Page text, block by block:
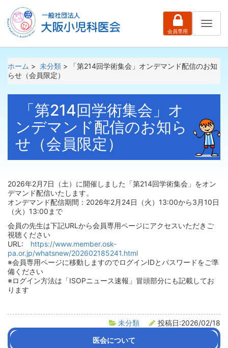
ナ
シ
ョ
会員専用
ホーム > 未分類 > 「第214回学術集会」オンデマンド配信のお知
らせ（会員限定）
「第214回学術集会」オ
ンデマンド配信のお知ら
せ（会員限定）
2026年2月7日（土）に開催しました「第214回学術集会」をオン
デマンド配信いたします。
オンデマンド配信期間：2026年2月24日（火）13:00から3月10日
（火）13:00まで
会員の先生は下記URLから会員専用ページにアクセスいただきご
視聴ください
URL: https://www.member.osk-
pa.or.jp/whatsnew/202602185241.html
※会員専用ページに移動しますのでログインIDとパスワードをご準
備ください
※ログイン方法は「ISOPニュース速報」冒頭部分にも記載してお
ります
未分類
投稿日:2026/02/18
医会について